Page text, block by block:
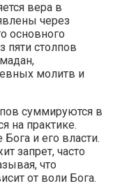
вера в
через
основного
пяти столпов
молитв и
суммируются в
на практике.
Бога и его власти.
запрет, часто
что
от воли Бога.